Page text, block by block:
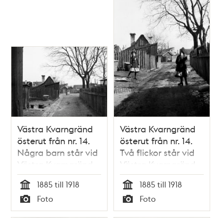
Västra Kvarngränd
österut från nr. 14.
Några barn står vid
Västra Kvarngränd
10. Nuv. kv.
Kvadraten ung. vid
Allhelgonagatan
norr om
Tid
1885 till 1918
Typ
Foto
Västra Kvarngränd
österut från nr. 14.
Två flickor står vid
Västra Kvarngränd
10. Nuv. kv.
Kvadraten ung. vid
Allhelgonagatan,
Tid
1885 till 1918
Typ
Foto